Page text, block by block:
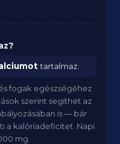
tartalmaz.
fogak egészségéhez
szerint segíthet az
is — bár
a kalóriadeficitet. Napi
mg.